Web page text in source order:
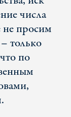
числа
просим
только
по